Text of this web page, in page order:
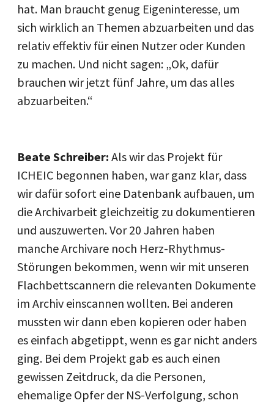
hat. Man braucht genug Eigeninteresse, um
sich wirklich an Themen abzuarbeiten und das
relativ effektiv für einen Nutzer oder Kunden
zu machen. Und nicht sagen: „Ok, dafür
brauchen wir jetzt fünf Jahre, um das alles
abzuarbeiten.“
Beate Schreiber: Als wir das Projekt für
ICHEIC begonnen haben, war ganz klar, dass
wir dafür sofort eine Datenbank aufbauen, um
die Archivarbeit gleichzeitig zu dokumentieren
und auszuwerten. Vor 20 Jahren haben
manche Archivare noch Herz-Rhythmus-
Störungen bekommen, wenn wir mit unseren
Flachbettscannern die relevanten Dokumente
im Archiv einscannen wollten. Bei anderen
mussten wir dann eben kopieren oder haben
es einfach abgetippt, wenn es gar nicht anders
ging. Bei dem Projekt gab es auch einen
gewissen Zeitdruck, da die Personen,
ehemalige Opfer der NS-Verfolgung, schon